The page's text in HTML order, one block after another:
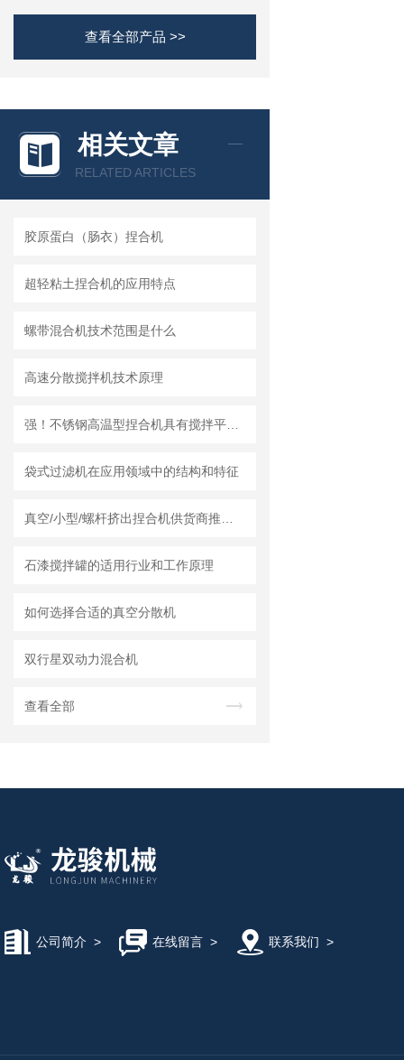
查看全部产品 >>
相关文章
RELATED ARTICLES
胶原蛋白（肠衣）捏合机
超轻粘土捏合机的应用特点
螺带混合机技术范围是什么
高速分散搅拌机技术原理
袋式过滤机在应用领域中的结构和特征
石漆搅拌罐的适用行业和工作原理
如何选择合适的真空分散机
双行星双动力混合机
查看全部
公司简介 > 在线留言> 联系我们 >